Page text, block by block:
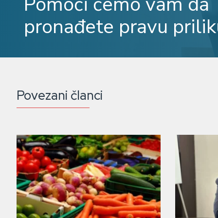
pronađete pravu
Povezani članci